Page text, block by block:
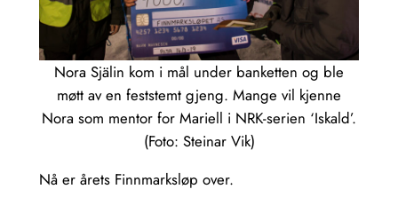
Nora Själin kom i mål under banketten og ble
møtt av en feststemt gjeng. Mange vil kjenne
Nora som mentor for Mariell i NRK-serien ‘Iskald’.
(Foto: Steinar Vik)
Nå er årets Finnmarksløp over.